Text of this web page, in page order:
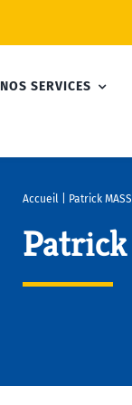
NOS SERVICES
Accueil| Patrick